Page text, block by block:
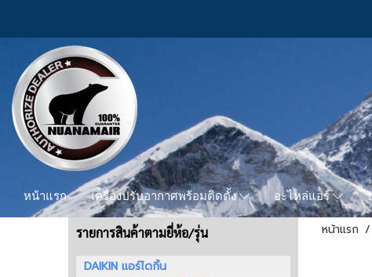
หน้าแรก เครื่องปรับอากาศพร้อมติดตั้ง อะไหล่แอร์
หน้าแรก
รายการสินค้าตามยี่ห้อ/รุ่น
DAIKIN แอร์ไดกิ้น